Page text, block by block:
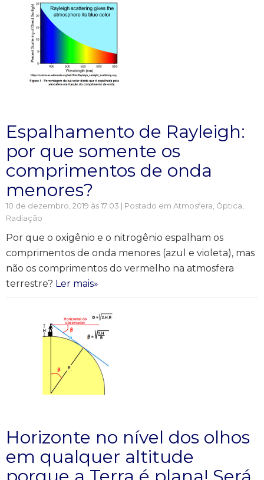
Espalhamento de Rayleigh:
por que somente os
comprimentos de onda
menores?
10 de dezembro, 2019 às 17:03 | Postado em Atmosfera, Óptica,
Radiação
Por que o oxigênio e o nitrogênio espalham os
comprimentos de onda menores (azul e violeta), mas
não os comprimentos do vermelho na atmosfera
terrestre? Ler mais»
Horizonte no nível dos olhos
em qualquer altitude